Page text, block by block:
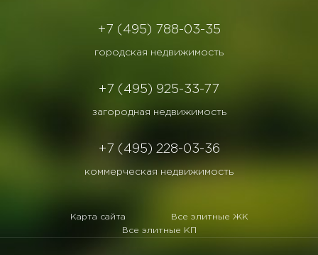
+7 (495) 788-03-35
городская недвижимость
+7 (495) 925-33-77
загородная недвижимость
+7 (495) 228-03-36
коммерческая недвижимость
Карта сайта
Все элитные ЖК
Все элитные КП